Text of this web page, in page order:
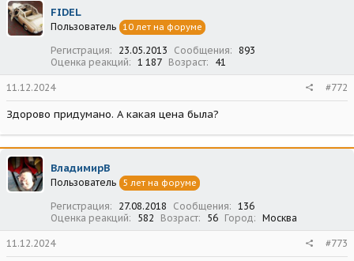
ц
и
и
FIDEL
Пользователь 10 лет на форуме
Регистрация 23.05.2013 Сообщения
893
Оценка реакций
1 187 Возраст 41
11.12.2024 #772
Здорово придумано. А какая цена была?
ВладимирВ
Пользователь 5 лет на форуме
Регистрация 27.08.2018 Сообщения
136
Оценка реакций
582 Возраст 56 Город Москва
11.12.2024 #773